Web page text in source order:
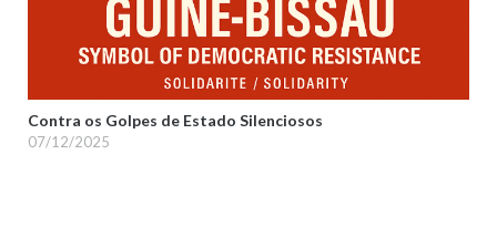
Contra os Golpes de Estado Silenciosos
07/12/2025